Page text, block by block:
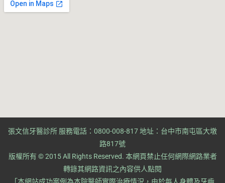
張文信牙醫診所 服務電話：0800-008-817 地址：台中市南屯區大墩
路817號
版權所有 © 2015 All Rights Reserved. ​本網頁禁止任何網際網路業者
轉錄其網路資訊之內容供人點閱
​「本網站成功案例為本院醫師實際治療情況，由於每人身體及牙齒